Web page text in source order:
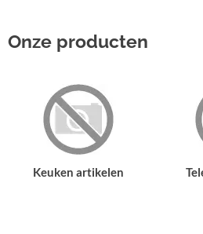
Onze producten
Keuken artikelen